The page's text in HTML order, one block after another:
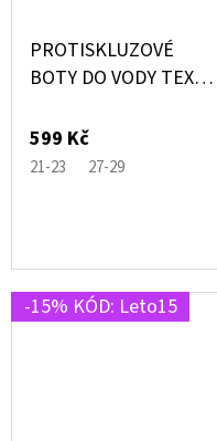
PROTISKLUZOVÉ
BOTY DO VODY TEXAS
– SLIPSTOP®
599 Kč
21-23 27-29
-15% KÓD: Leto15